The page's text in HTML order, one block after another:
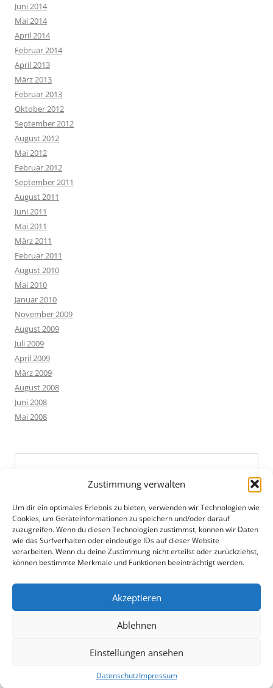
Zustimmung verwalten
Um dir ein optimales Erlebnis zu bieten, verwenden wir Technologien wie
Cookies, um Geräteinformationen zu speichern und/oder darauf
zuzugreifen. Wenn du diesen Technologien zustimmst, können wir Daten
wie das Surfverhalten oder eindeutige IDs auf dieser Website
verarbeiten. Wenn du deine Zustimmung nicht erteilst oder zurückziehst,
können bestimmte Merkmale und Funktionen beeinträchtigt werden.
Akzeptieren
Ablehnen
Einstellungen ansehen
DatenschutzImpressum
Juni 2014
Mai 2014
April 2014
Februar 2014
April 2013
März 2013
Februar 2013
Oktober 2012
September 2012
August 2012
Mai 2012
Februar 2012
September 2011
August 2011
Juni 2011
Mai 2011
März 2011
Februar 2011
August 2010
Mai 2010
Januar 2010
November 2009
August 2009
Juli 2009
April 2009
März 2009
August 2008
Juni 2008
Mai 2008